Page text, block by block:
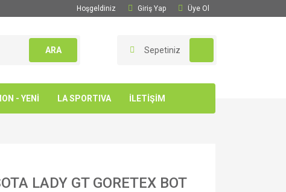
Hoşgeldiniz Giriş Yap Üye Ol
ARA Sepetiniz
- YENİ LA SPORTIVA İLETİŞİM
LADY GT GORETEX BOT